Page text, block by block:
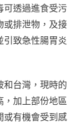
可透過進食受污
或排泄物，及接
引致急性腸胃炎
和台灣，現時的
，加上部份地區
或有機會受到感